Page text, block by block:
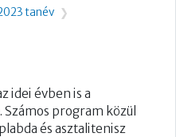
tanév
idei évben is a
program közül
és asztalitenisz